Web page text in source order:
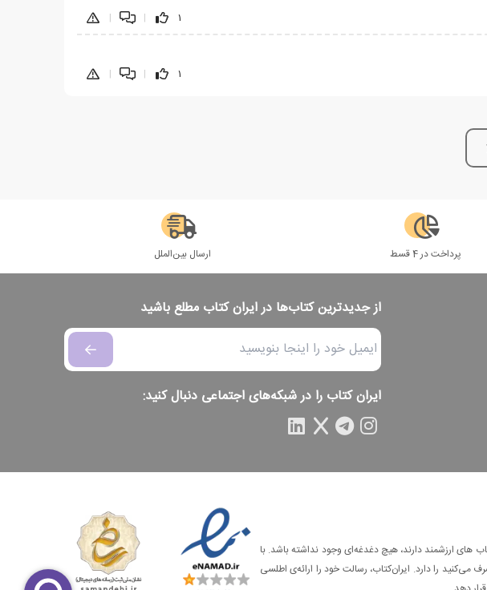
1
|
|
1
|
|
پرداخت در 4 قسط ارسال بین‌الملل
از جدیدترین کتاب‌ها در ایران کتاب مطلع باشید
ایران کتاب را در شبکه‌های اجتماعی دنبال کنید:
های ارزشمند دارند، هیچ دغدغه‌ای وجود نداشته باشد. با
را دارد. ایران‌کتاب، رسالت خود را ارائه‌ی اطلسی